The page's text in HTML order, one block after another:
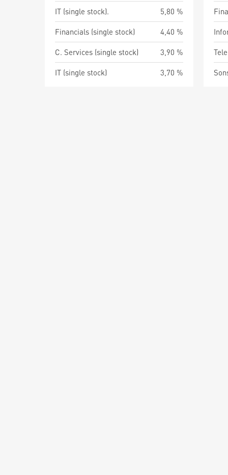
IT (single stock).
5,80 %
Financials (single stock)
4,40 %
C. Services (single stock)
3,90 %
IT (single stock)
3,70 %